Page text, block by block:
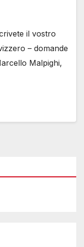
il vostro
– domande
Malpighi,